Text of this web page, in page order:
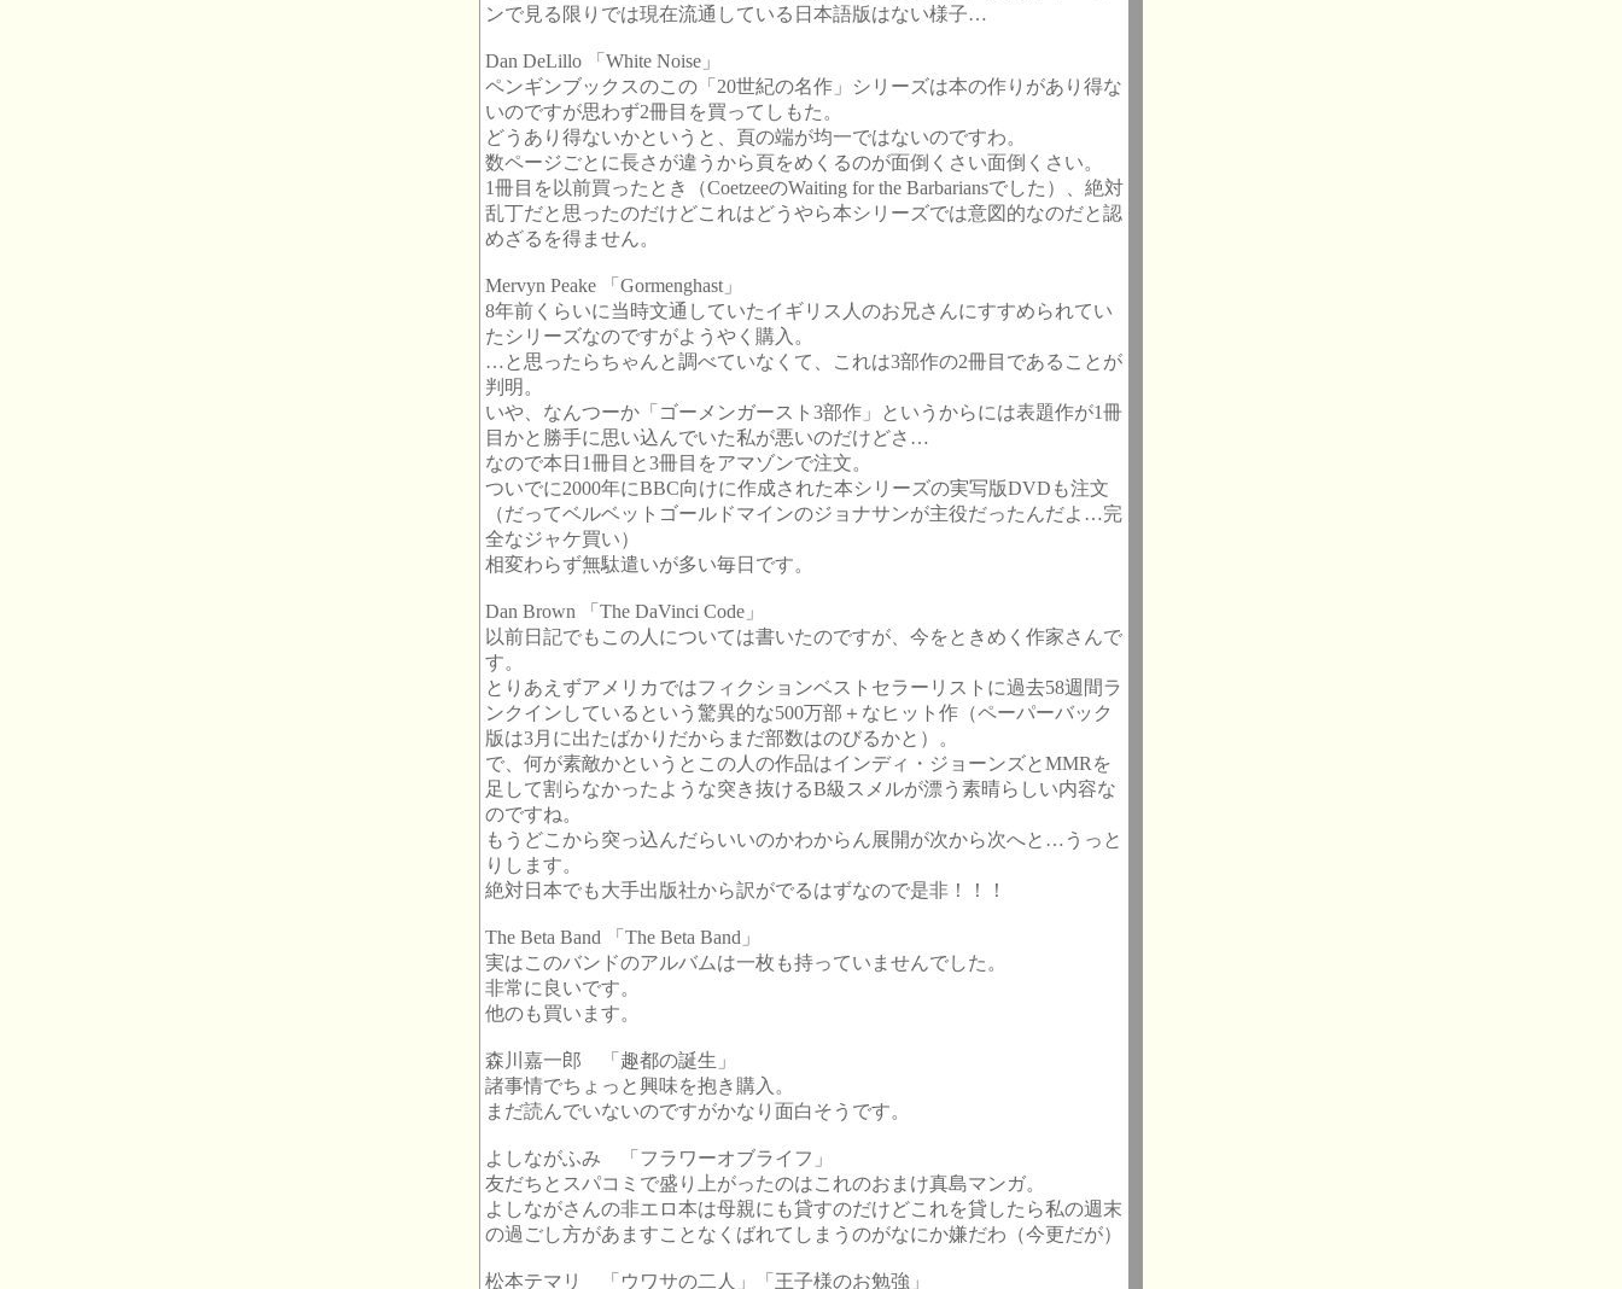
ンで見る限りでは現在流通している日本語版はない様子…
Dan DeLillo 「White Noise」
ペンギンブックスのこの「20世紀の名作」シリーズは本の作りがあり得な
いのですが思わず2冊目を買ってしもた。
どうあり得ないかというと、頁の端が均一ではないのですわ。
数ページごとに長さが違うから頁をめくるのが面倒くさい面倒くさい。
1冊目を以前買ったとき（CoetzeeのWaiting for the Barbariansでした）、絶対
乱丁だと思ったのだけどこれはどうやら本シリーズでは意図的なのだと認
めざるを得ません。
Mervyn Peake 「Gormenghast」
8年前くらいに当時文通していたイギリス人のお兄さんにすすめられてい
たシリーズなのですがようやく購入。
…と思ったらちゃんと調べていなくて、これは3部作の2冊目であることが
判明。
いや、なんつーか「ゴーメンガースト3部作」というからには表題作が1冊
目かと勝手に思い込んでいた私が悪いのだけどさ…
なので本日1冊目と3冊目をアマゾンで注文。
ついでに2000年にBBC向けに作成された本シリーズの実写版DVDも注文
（だってベルベットゴールドマインのジョナサンが主役だったんだよ…完
全なジャケ買い）
相変わらず無駄遣いが多い毎日です。
Dan Brown 「The DaVinci Code」
以前日記でもこの人については書いたのですが、今をときめく作家さんで
す。
とりあえずアメリカではフィクションベストセラーリストに過去58週間ラ
ンクインしているという驚異的な500万部＋なヒット作（ペーパーバック
版は3月に出たばかりだからまだ部数はのびるかと）。
で、何が素敵かというとこの人の作品はインディ・ジョーンズとMMRを
足して割らなかったような突き抜けるB級スメルが漂う素晴らしい内容な
のですね。
もうどこから突っ込んだらいいのかわからん展開が次から次へと…うっと
りします。
絶対日本でも大手出版社から訳がでるはずなので是非！！！
The Beta Band 「The Beta Band」
実はこのバンドのアルバムは一枚も持っていませんでした。
非常に良いです。
他のも買います。
森川嘉一郎 「趣都の誕生」
諸事情でちょっと興味を抱き購入。
まだ読んでいないのですがかなり面白そうです。
よしながふみ 「フラワーオブライフ」
友だちとスパコミで盛り上がったのはこれのおまけ真島マンガ。
よしながさんの非エロ本は母親にも貸すのだけどこれを貸したら私の週末
の過ごし方があますことなくばれてしまうのがなにか嫌だわ（今更だが）
松本テマリ 「ウワサの二人」「王子様のお勉強」